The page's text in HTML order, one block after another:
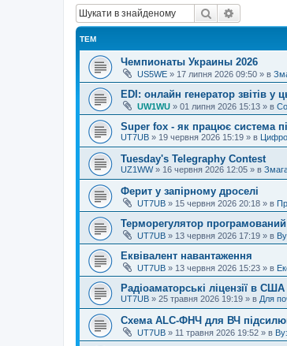
Пошук
ТЕМ
Чемпионаты Украины 2026
US5WE » 17 липня 2026 09:50 » в
EDI: онлайн генератор звітів у
UW1WU » 01 липня 2026 15:13 » в
Super fox - як працює система
UT7UB » 19 червня 2026 15:19 » в
Tuesday's Telegraphy Contest
UZ1WW» 16 червня 2026 12:05 » в
Ферит у запірному дроселі
UT7UB » 15 червня 2026 20:18 » в
Терморегулятор
UT7UB » 13 червня 2026 17:19 » в
Еквівалент навантаження
UT7UB » 13 червня 2026 15:23 » в
Радіоаматорські ліцензії в
UT7UB » 25 травня 2026 19:19 » в Для
Схема ALC-ФНЧ для ВЧ
UT7UB » 11 травня 2026 19:52 » в